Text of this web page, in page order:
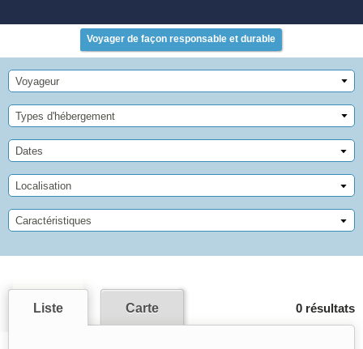
Voyager de façon responsable et durable
Voyageur
Types d'hébergement
Dates
Localisation
Caractéristiques
0 résultats
Liste Carte